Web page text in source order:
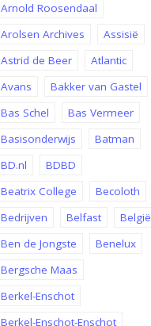
Arnold Roosendaal
Arolsen Archives
Assisië
Astrid de Beer
Atlantic
Avans
Bakker van Gastel
Bas Schel
Bas Vermeer
Basisonderwijs
Batman
BD.nl
BDBD
Beatrix College
Becoloth
Bedrijven
Belfast
België
Ben de Jongste
Benelux
Bergsche Maas
Berkel-Enschot
Berkel-Enschot-Enschot